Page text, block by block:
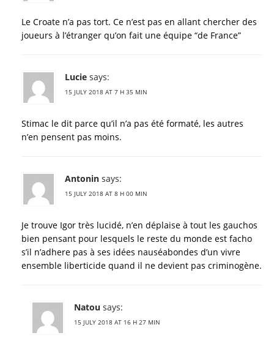
Le Croate n’a pas tort. Ce n’est pas en allant chercher des
joueurs à l’étranger qu’on fait une équipe “de France”
Lucie says:
15 JULY 2018 AT 7 H 35 MIN
Stimac le dit parce qu’il n’a pas été formaté, les autres
n’en pensent pas moins.
Antonin says:
15 JULY 2018 AT 8 H 00 MIN
Je trouve Igor très lucidé, n’en déplaise à tout les gauchos
bien pensant pour lesquels le reste du monde est facho
s’il n’adhere pas à ses idées nauséabondes d’un vivre
ensemble liberticide quand il ne devient pas criminogène.
Natou says:
15 JULY 2018 AT 16 H 27 MIN